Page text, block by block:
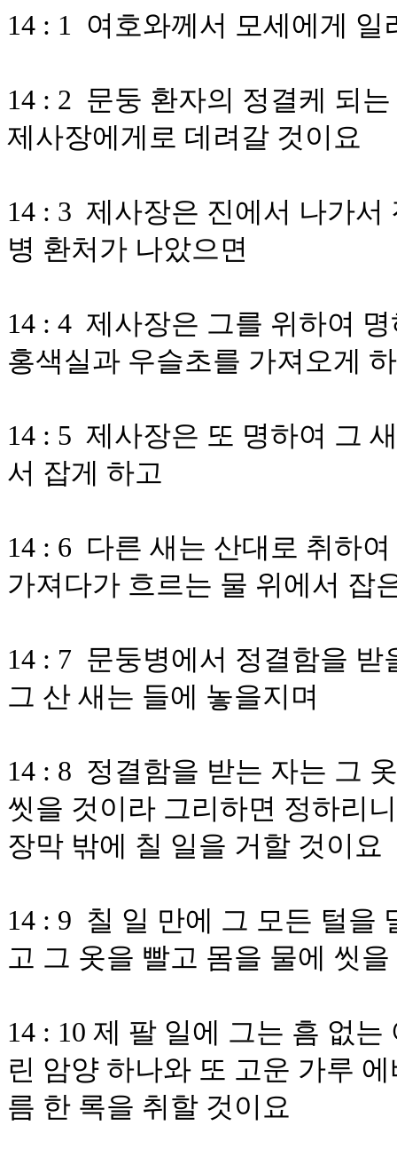
14 : 1 여호와께서 모세에게 일
14 : 2 문둥 환자의 정결케 되
제사장에게로 데려갈 것이요
14 : 3 제사장은 진에서 나가
병 환처가 나았으면
14 : 4 제사장은 그를 위하여
홍색실과 우슬초를 가져오게
14 : 5 제사장은 또 명하여 그
서 잡게 하고
14 : 6 다른 새는 산대로 취하
가져다가 흐르는 물 위에서 잡
14 : 7 문둥병에서 정결함을
그 산 새는 들에 놓을지며
14 : 8 정결함을 받는 자는 그
씻을 것이라 그리하면 정하리
장막 밖에 칠 일을 거할 것이요
14 : 9 칠 일 만에 그 모든 털을
고 그 옷을 빨고 몸을 물에 씻
14 : 10 제 팔 일에 그는 흠 없
린 암양 하나와 또 고운 가루
름 한 록을 취할 것이요